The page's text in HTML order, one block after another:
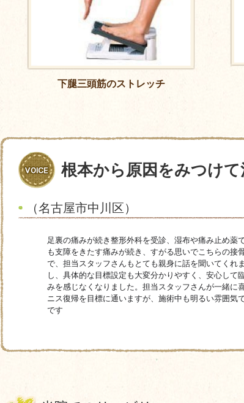
下腿三頭筋のストレッチ
根本から原因をみつけ
（名古屋市中川区）
足裏の痛みが続き整形外科を受診、湿布や痛み止め薬
も支障をきたす痛みが続き、すがる思いでこちらの
で、担当スタッフさんもとても親身に話を聞いてくれ
し、具体的な目標設定も大変分かりやすく、安心し
みを感じなくなりました。担当スタッフさんが一緒に
ニス復帰を目標に通いますが、施術中も明るい雰囲
です